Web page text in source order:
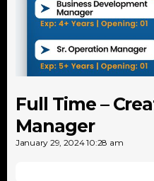
Full Time –
Manager
January 29, 202410:28 am